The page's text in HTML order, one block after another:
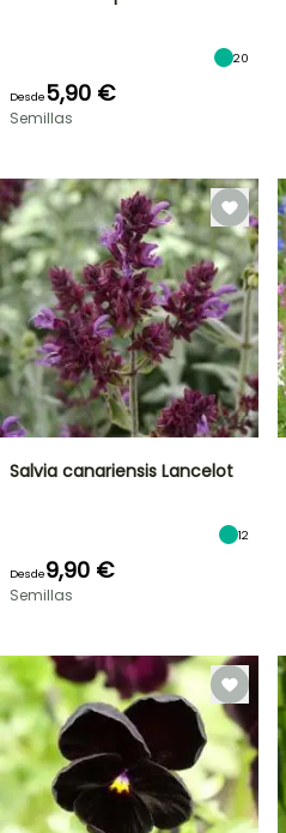
20
Desde5,90 €
Semillas
Salvia canariensis Lancelot
12
Desde9,90 €
Semillas